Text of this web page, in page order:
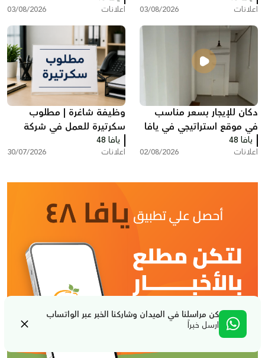
كن مراسلنا في الميدان وشاركنا الخبر عبر الواتساب
ارسل خبراً
اعلانات 03/08/2026 اعلانات 03/08/2026
دكان للإيجار بسعر مناسب
في موقع استراتيجي في يافا
يافا 48
اعلانات 02/08/2026
وظيفة شاغرة | مطلوب
سكرتيرة للعمل في شركة
بمدينة ريشون لتسيون
يافا 48
اعلانات 30/07/2026